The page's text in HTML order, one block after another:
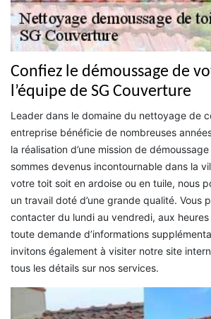
Confiez le démoussage de
l’équipe de SG Couverture
Leader dans le domaine du nettoyage de
entreprise bénéficie de nombreuses
la réalisation d’une mission de
sommes devenus incontournable dans la
votre toit soit en ardoise ou en tuile, nous
un travail doté d’une grande qualité. Vous
contacter du lundi au vendredi, aux
toute demande d’informations
invitons également à visiter notre site
tous les détails sur nos services.